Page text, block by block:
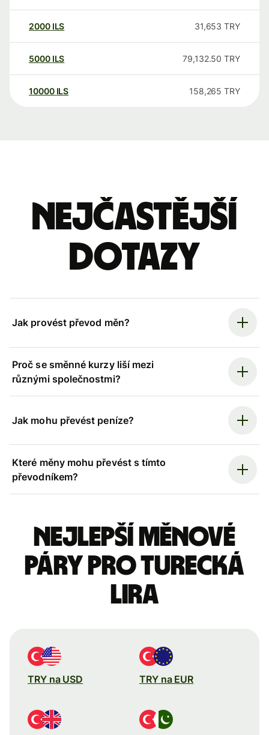
2000 ILS 31,653 TRY
5000 ILS 79,132.50 TRY
10000 ILS 158,265 TRY
Nejčastější
dotazy
Jak provést převod měn?
Proč se směnné kurzy liší mezi
různými společnostmi?
Jak mohu převést peníze?
Které měny mohu převést s tímto
převodníkem?
Nejlepší měnové
páry pro turecká
lira
TRY na USD TRY na EUR